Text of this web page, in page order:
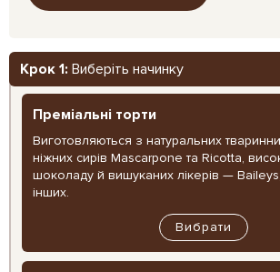
Крок 1: Виберіть начинку
Преміальні торти
Виготовляються з натуральних
ніжних сирів Mascarpone та Ricotta,
шоколаду й вишуканих лікерів —
інших.
Вибрати